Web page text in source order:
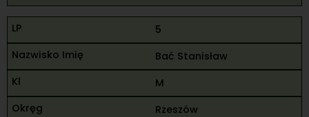
5
Bać Stanisław
M
Rzeszów